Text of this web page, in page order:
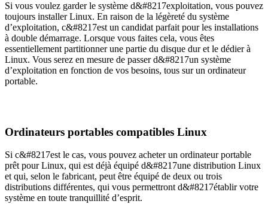
Si vous voulez garder le système d&#8217exploitation, vous pouvez
toujours installer Linux. En raison de la légèreté du système
d’exploitation, c&#8217est un candidat parfait pour les installations
à double démarrage. Lorsque vous faites cela, vous êtes
essentiellement partitionner une partie du disque dur et le dédier à
Linux. Vous serez en mesure de passer d&#8217un système
d’exploitation en fonction de vos besoins, tous sur un ordinateur
portable.
Ordinateurs portables compatibles Linux
Si c&#8217est le cas, vous pouvez acheter un ordinateur portable
prêt pour Linux, qui est déjà équipé d&#8217une distribution Linux
et qui, selon le fabricant, peut être équipé de deux ou trois
distributions différentes, qui vous permettront d&#8217établir votre
système en toute tranquillité d’esprit.